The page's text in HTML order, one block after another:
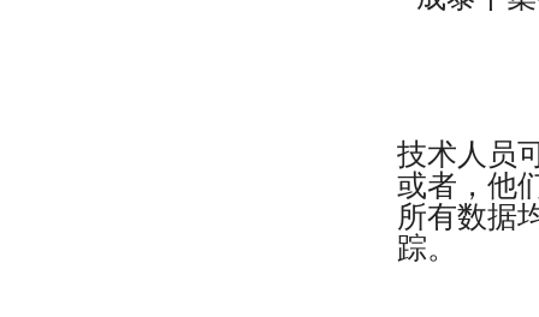
技术人员
或者，他
所有数据
踪。